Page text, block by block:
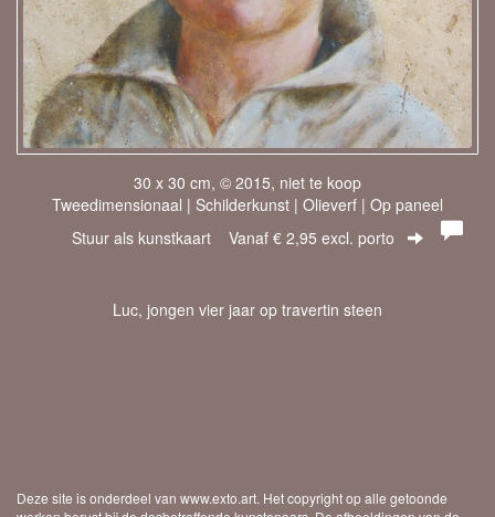
30 x 30 cm, © 2015, niet te koop
Tweedimensionaal | Schilderkunst | Olieverf | Op paneel
Stuur als kunstkaart Vanaf € 2,95 excl. porto
Luc, jongen vier jaar op travertin steen
Deze site is onderdeel van www.exto.art. Het copyright op alle getoonde